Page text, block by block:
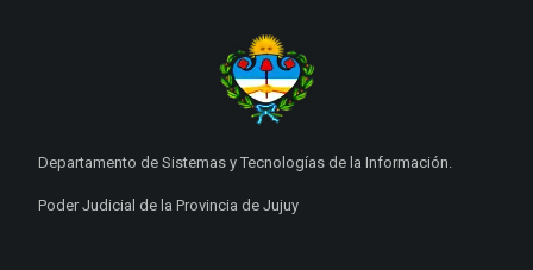
Departamento de Sistemas y Tecnologías de la Información.
Poder Judicial de la Provincia de Jujuy